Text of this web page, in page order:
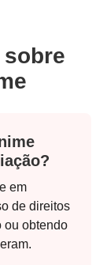
em
de direitos
ou obtendo